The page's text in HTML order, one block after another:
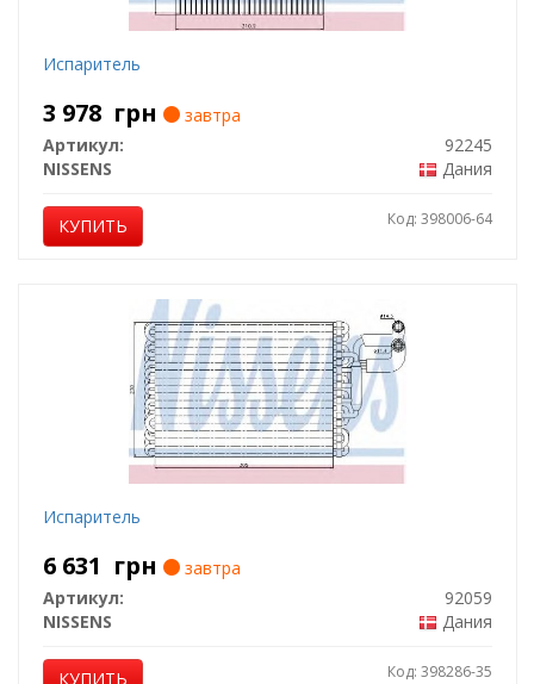
Испаритель
3 978 грн
завтра
Артикул:
92245
NISSENS
Дания
КУПИТЬ Код: 398006-64
Испаритель
6 631 грн
завтра
Артикул:
92059
NISSENS
Дания
КУПИТЬ Код: 398286-35